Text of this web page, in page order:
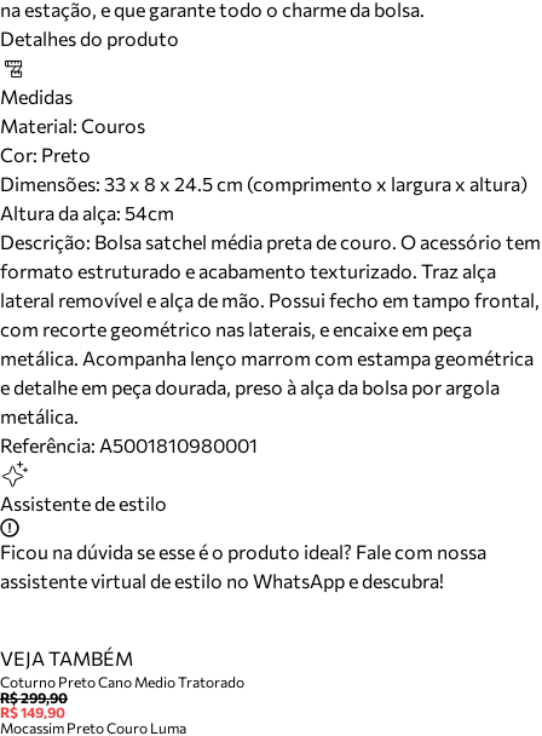
na estação, e que garante todo o charme da bolsa.
Detalhes do produto
Medidas
Material: Couros
Cor: Preto
Dimensões: 33 x 8 x 24.5 cm (comprimento x largura x altura)
Altura da alça: 54cm
Descrição: Bolsa satchel média preta de couro. O acessório tem
formato estruturado e acabamento texturizado. Traz alça
lateral removível e alça de mão. Possui fecho em tampo frontal,
com recorte geométrico nas laterais, e encaixe em peça
metálica. Acompanha lenço marrom com estampa geométrica
e detalhe em peça dourada, preso à alça da bolsa por argola
metálica.
Referência: A5001810980001
Assistente de estilo
Ficou na dúvida se esse é o produto ideal? Fale com nossa
assistente virtual de estilo no WhatsApp e descubra!
VEJA TAMBÉM
Coturno Preto Cano Medio Tratorado
R$ 299,90
R$ 149,90
Mocassim Preto Couro Luma